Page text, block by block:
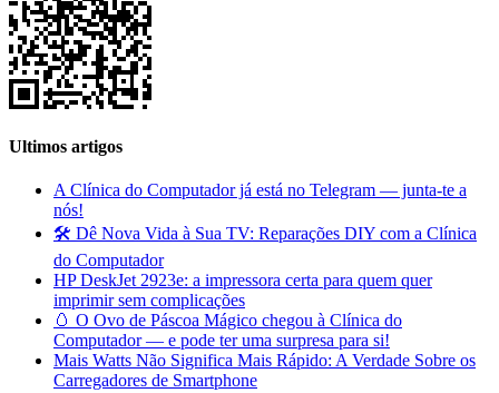
Ultimos artigos
A Clínica do Computador já está no Telegram — junta-te a
nós!
🛠️ Dê Nova Vida à Sua TV: Reparações DIY com a Clínica
do Computador
HP DeskJet 2923e: a impressora certa para quem quer
imprimir sem complicações
🥚 O Ovo de Páscoa Mágico chegou à Clínica do
Computador — e pode ter uma surpresa para si!
Mais Watts Não Significa Mais Rápido: A Verdade Sobre os
Carregadores de Smartphone